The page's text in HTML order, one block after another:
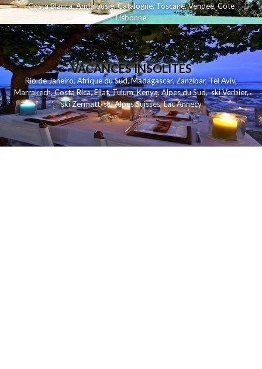
Costa Blanca,Andalousie,Catalogne,Toscane,Vendee,Cote
Lisbonne
VACANCES INSOLITES
Rio de Janeiro,Afrique du Sud,Madagascar,Zanzibar,Tel Aviv,
Marrakech,Costa Rica,Eilat,Tulum,Kenya,Alpes du Sud,ski Verbier,
ski Zermatt,ski Alpes Suisses,Lac Annecy